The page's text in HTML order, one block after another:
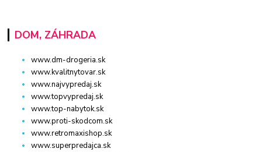
DOM, ZÁHRADA
www.dm-drogeria.sk
www.kvalitnytovar.sk
www.najvypredaj.sk
www.topvypredaj.sk
www.top-nabytok.sk
www.proti-skodcom.sk
www.retromaxishop.sk
www.superpredajca.sk